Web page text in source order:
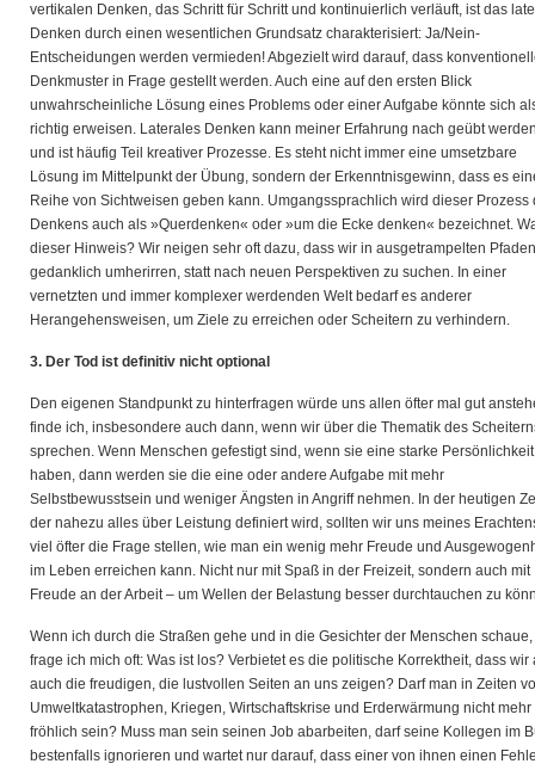
vertikalen Denken, das Schritt für Schritt und kontinuierlich verläuft, ist das
Denken durch einen wesentlichen Grundsatz charakterisiert: Ja/Nein-
Entscheidungen werden vermieden! Abgezielt wird darauf, dass
Denkmuster in Frage gestellt werden. Auch eine auf den ersten Blick
unwahrscheinliche Lösung eines Problems oder einer Aufgabe könnte sich
richtig erweisen. Laterales Denken kann meiner Erfahrung nach geübt
und ist häufig Teil kreativer Prozesse. Es steht nicht immer eine umsetzbare
Lösung im Mittelpunkt der Übung, sondern der Erkenntnisgewinn, dass es
Reihe von Sichtweisen geben kann. Umgangssprachlich wird dieser Prozess
Denkens auch als »Querdenken« oder »um die Ecke denken« bezeichnet.
dieser Hinweis? Wir neigen sehr oft dazu, dass wir in ausgetrampelten Pfaden
gedanklich umherirren, statt nach neuen Perspektiven zu suchen. In einer
vernetzten und immer komplexer werdenden Welt bedarf es anderer
Herangehensweisen, um Ziele zu erreichen oder Scheitern zu verhindern.
3. Der Tod ist definitiv nicht optional
Den eigenen Standpunkt zu hinterfragen würde uns allen öfter mal gut
finde ich, insbesondere auch dann, wenn wir über die Thematik des
sprechen. Wenn Menschen gefestigt sind, wenn sie eine starke Persönlichkeit
haben, dann werden sie die eine oder andere Aufgabe mit mehr
Selbstbewusstsein und weniger Ängsten in Angriff nehmen. In der heutigen
der nahezu alles über Leistung definiert wird, sollten wir uns meines
viel öfter die Frage stellen, wie man ein wenig mehr Freude und
im Leben erreichen kann. Nicht nur mit Spaß in der Freizeit, sondern auch mit
Freude an der Arbeit – um Wellen der Belastung besser durchtauchen zu
Wenn ich durch die Straßen gehe und in die Gesichter der Menschen schaue,
frage ich mich oft: Was ist los? Verbietet es die politische Korrektheit, dass wir
auch die freudigen, die lustvollen Seiten an uns zeigen? Darf man in Zeiten
Umweltkatastrophen, Kriegen, Wirtschaftskrise und Erderwärmung nicht mehr
fröhlich sein? Muss man sein seinen Job abarbeiten, darf seine Kollegen im
bestenfalls ignorieren und wartet nur darauf, dass einer von ihnen einen